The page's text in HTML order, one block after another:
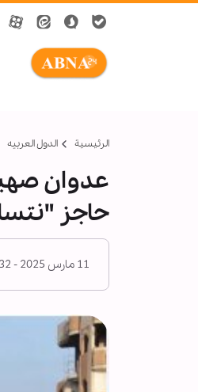
الرئيسية الدول العربیه
حاجز
11 مارس 2025 - 17:32